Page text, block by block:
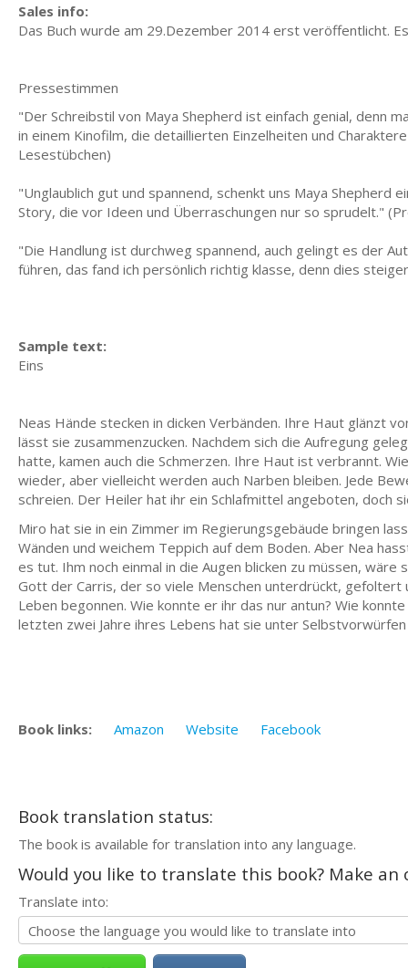
Sales info:
Das Buch wurde am 29.Dezember 2014 erst veröffentlicht.
Pressestimmen
"Der Schreibstil von Maya Shepherd ist einfach genial, denn
in einem Kinofilm, die detaillierten Einzelheiten und
Lesestübchen)
"Unglaublich gut und spannend, schenkt uns Maya
Story, die vor Ideen und Überraschungen nur so sprudelt."
"Die Handlung ist durchweg spannend, auch gelingt es der
führen, das fand ich persönlich richtig klasse, denn dies
Sample text:
Eins
Neas Hände stecken in dicken Verbänden. Ihre Haut glänzt
lässt sie zusammenzucken. Nachdem sich die Aufregung
hatte, kamen auch die Schmerzen. Ihre Haut ist verbrannt.
wieder, aber vielleicht werden auch Narben bleiben. Jede
schreien. Der Heiler hat ihr ein Schlafmittel angeboten,
Miro hat sie in ein Zimmer im Regierungsgebäude bringen
Wänden und weichem Teppich auf dem Boden. Aber Nea
es tut. Ihm noch einmal in die Augen blicken zu müssen,
Gott der Carris, der so viele Menschen unterdrückt, gefoltert
Leben begonnen. Wie konnte er ihr das nur antun? Wie
letzten zwei Jahre ihres Lebens hat sie unter
Book links: Amazon Website Facebook
Book translation status:
The book is available for translation into any language.
Would you like to translate this book? Make
Translate into: